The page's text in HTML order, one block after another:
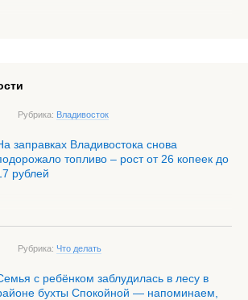
Рубрика: Владивосток
заправках Владивостока снова
топливо – рост от 26 копеек до
рублей
Рубрика: Что делать
с ребёнком заблудилась в лесу в
бухты Спокойной — напоминаем,